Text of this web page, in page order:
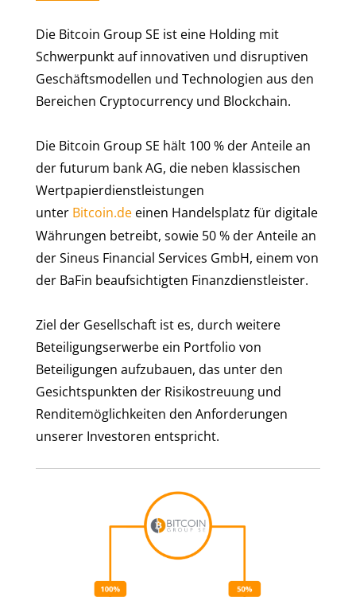
Die Bitcoin Group SE ist eine Holding mit
Schwerpunkt auf innovativen und disruptiven
Geschäftsmodellen und Technologien aus den
Bereichen Cryptocurrency und Blockchain.
Die Bitcoin Group SE hält 100 % der Anteile an
der futurum bank AG, die neben klassischen
Wertpapierdienstleistungen
unter Bitcoin.de einen Handelsplatz für digitale
Währungen betreibt, sowie 50 % der Anteile an
der Sineus Financial Services GmbH, einem von
der BaFin beaufsichtigten Finanzdienstleister.
Ziel der Gesellschaft ist es, durch weitere
Beteiligungserwerbe ein Portfolio von
Beteiligungen aufzubauen, das unter den
Gesichtspunkten der Risikostreuung und
Renditemöglichkeiten den Anforderungen
unserer Investoren entspricht.